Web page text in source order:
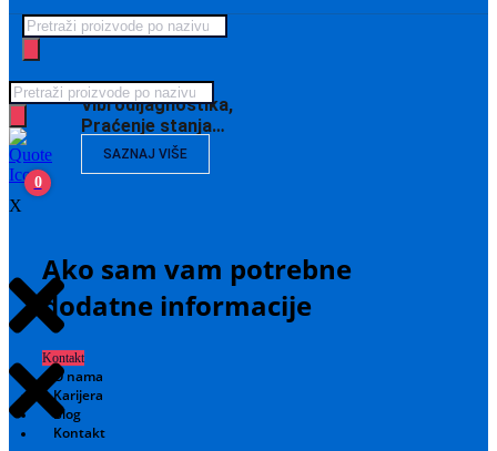
Vibrodijagnostika,
Praćenje stanja…
SAZNAJ VIŠE
Ako sam vam potrebne
dodatne informacije
Kontakt
O nama
Karijera
Blog
Kontakt
Products
search
Products
search
0
X